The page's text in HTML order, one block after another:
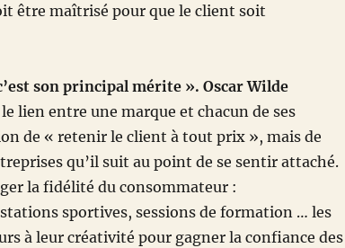
être maîtrisé pour que le client soit
son principal mérite ». Oscar Wilde
lien entre une marque et chacun de ses
de « retenir le client à tout prix », mais de
qu’il suit au point de se sentir attaché.
la fidélité du consommateur :
sportives, sessions de formation … les
à leur créativité pour gagner la confiance des